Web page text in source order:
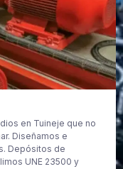
en Tuineje que no
Diseñamos e
Depósitos de
UNE 23500 y